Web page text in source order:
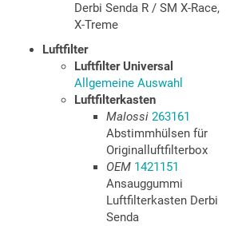
Derbi Senda R / SM X-Race,
X-Treme
Luftfilter
Luftfilter Universal
Allgemeine Auswahl
Luftfilterkasten
Malossi 263161
Abstimmhülsen für
Originalluftfilterbox
OEM 1421151
Ansauggummi
Luftfilterkasten Derbi
Senda